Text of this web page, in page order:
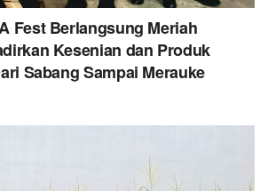
Fest Berlangsung Meriah
Kesenian dan Produk
Sabang Sampai Merauke